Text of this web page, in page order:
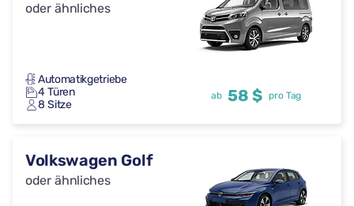
oder ähnliches
Automatikgetriebe
4 Türen
8 Sitze
ab 58 $ pro Tag
Volkswagen Golf
oder ähnliches